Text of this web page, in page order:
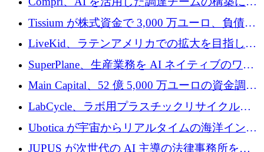
320 万ユーロを確保
Tissium が株式資金で 3,000 万ユーロ、負債で
3,000 万ユーロを調達
LiveKid、ラテンアメリカでの拡大を目指して
Aldea を買収
SuperPlane、生産業務を AI ネイティブのワー
クフロー層に変えるために 260 万ドルを確保
Main Capital、52 億 5,000 万ユーロの資金調達
でエンタープライズ ソフトウェアの開発を倍
LabCycle、ラボ用プラスチックリサイクルシ
ステムを商業化し、焼却廃棄物を削減するた
めに43万ポンドを確保
Ubotica が宇宙からリアルタイムの海洋インテ
リジェンスを拡張するために 1,100 万ドルを
JUPUS が次世代の AI 主導の法律事務所を強